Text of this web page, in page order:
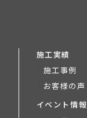
施工実績
施工事例
お客様の声
イベント情報